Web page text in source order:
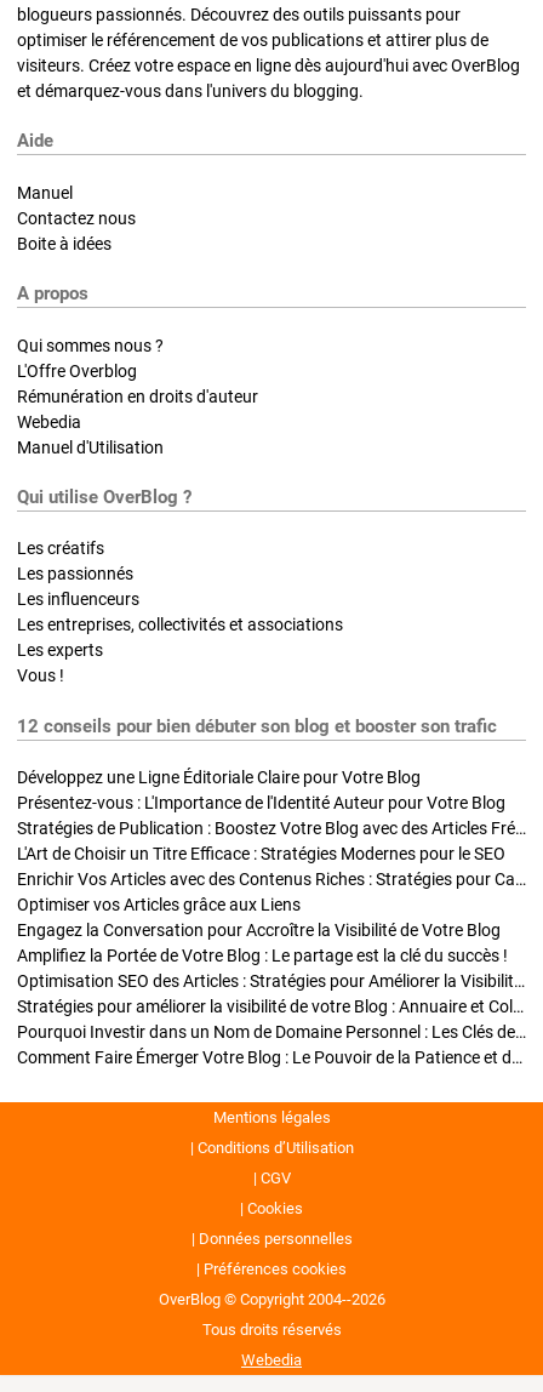
blogueurs passionnés. Découvrez des outils puissants pour
optimiser le référencement de vos publications et attirer plus de
visiteurs. Créez votre espace en ligne dès aujourd'hui avec OverBlog
et démarquez-vous dans l'univers du blogging.
Aide
Manuel
Contactez nous
Boite à idées
A propos
Qui sommes nous ?
L'Offre Overblog
Rémunération en droits d'auteur
Webedia
Manuel d'Utilisation
Qui utilise OverBlog ?
Les créatifs
Les passionnés
Les influenceurs
Les entreprises, collectivités et associations
Les experts
Vous !
12 conseils pour bien débuter son blog et booster son trafic
Développez une Ligne Éditoriale Claire pour Votre Blog
Présentez-vous : L'Importance de l'Identité Auteur pour Votre Blog
Stratégies de Publication : Boostez Votre Blog avec des Articles Fréquents et Exclusifs
L'Art de Choisir un Titre Efficace : Stratégies Modernes pour le SEO
Enrichir Vos Articles avec des Contenus Riches : Stratégies pour Captiver et Optimiser
Optimiser vos Articles grâce aux Liens
Engagez la Conversation pour Accroître la Visibilité de Votre Blog
Amplifiez la Portée de Votre Blog : Le partage est la clé du succès !
Optimisation SEO des Articles : Stratégies pour Améliorer la Visibilité de Votre Blog
Stratégies pour améliorer la visibilité de votre Blog : Annuaire et Collaborations
Pourquoi Investir dans un Nom de Domaine Personnel : Les Clés de la Réussite de Votre Blog
Comment Faire Émerger Votre Blog : Le Pouvoir de la Patience et de la Persévérance
Mentions légales
Conditions d’Utilisation
CGV
Cookies
Données personnelles
Préférences cookies
OverBlog © Copyright 2004--2026
Tous droits réservés
Webedia